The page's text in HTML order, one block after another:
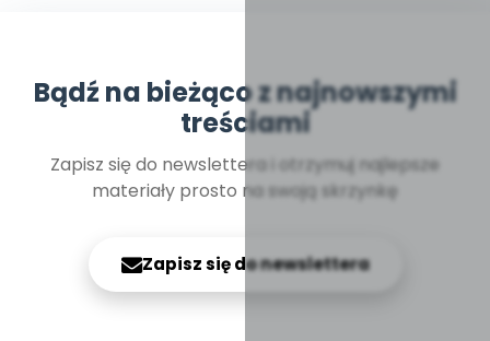
Bądź na bieżąco z najnowszymi
treściami
Zapisz się do newslettera i otrzymuj najlepsze
materiały prosto na swoją skrzynkę
Zapisz się do newslettera